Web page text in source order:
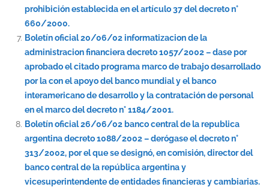
prohibición establecida en el artículo 37 del decreto n°
660/2000.
Boletín oficial 20/06/02 informatizacion de la
administracion financiera decreto 1057/2002 – dase por
aprobado el citado programa marco de trabajo desarrollado
por la con el apoyo del banco mundial y el banco
interamericano de desarrollo y la contratación de personal
en el marco del decreto n° 1184/2001.
Boletín oficial 26/06/02 banco central de la republica
argentina decreto 1088/2002 – derógase el decreto n°
313/2002, por el que se designó, en comisión, director del
banco central de la república argentina y
vicesuperintendente de entidades financieras y cambiarias.